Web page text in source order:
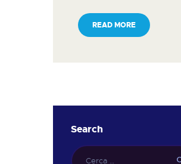
READ MORE
Search
Ricerca
per: